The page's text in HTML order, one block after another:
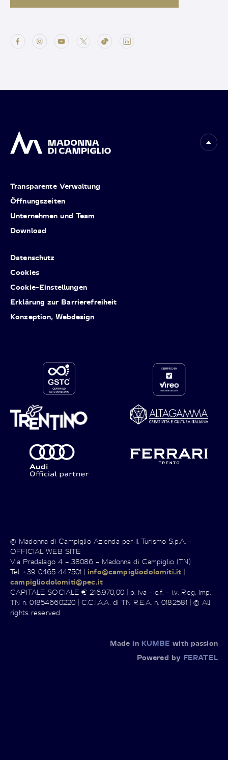
Transparente Verwaltung
Öffnungszeiten
Unternehmen und Team
Download
Datenschutz
Cookies
Cookie-Einstellungen
Erklärung zur Barrierefreiheit
Konzeption, Webdesign
© Madonna di Campiglio Azienda per il Turismo S.p.A. -
OFFICIAL WEB SITE
Via Pradalago 4 – 38086 – Madonna di Campiglio (TN)
Tel +39 0465 447501 |info@campigliodolomiti.it |
campigliodolomiti@pec.it
CAPITALE SOCIALE € 216.970,00 | p. iva - c.f. - i.v. Reg. Imp.
TN n. 01854660220 | C.C.I.A.A. di TN R.E.A. n. 0182581 | © All
rights reserved
Made in KUMBE with passion
Powered by FERATEL